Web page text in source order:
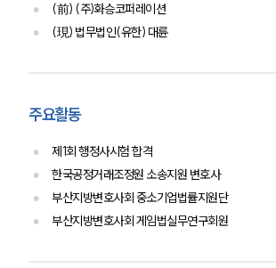
업무사례
사례분석/최신동향
분야별
(前) (주)화승코퍼레이션
(現) 법무법인(유한) 대륜
주요활동
제1회 행정사시험 합격
한국공정거래조정원 소송지원 변호사
부산지방변호사회 중소기업법률지원단
부산지방변호사회 게임법실무연구회원